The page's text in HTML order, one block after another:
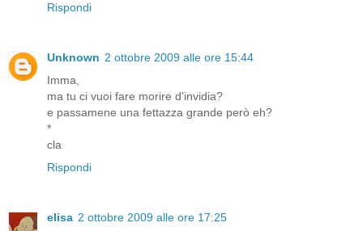
Rispondi
Unknown 2 ottobre 2009 alle ore 15:44
Imma,
ma tu ci vuoi fare morire d'invidia?
e passamene una fettazza grande però eh?
*
cla
Rispondi
elisa 2 ottobre 2009 alle ore 17:25